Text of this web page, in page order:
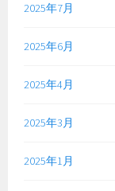
2025年7月
2025年6月
2025年4月
2025年3月
2025年1月